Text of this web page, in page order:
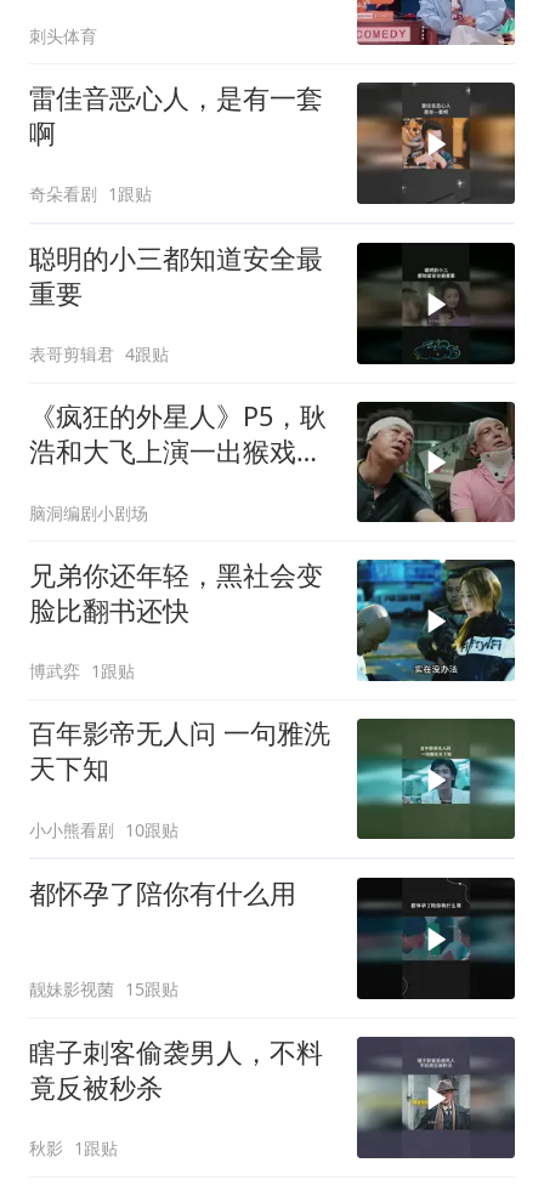
刺头体育
雷佳音恶心人，是有一套
啊
奇朵看剧 1跟贴
聪明的小三都知道安全最
重要
表哥剪辑君 4跟贴
《疯狂的外星人》P5，耿
浩和大飞上演一出猴戏，
脑洞编剧小剧场
兄弟你还年轻，黑社会变
脸比翻书还快
博武弈 1跟贴
百年影帝无人问 一句雅洗
天下知
小小熊看剧 10跟贴
都怀孕了陪你有什么用
靓妹影视菌 15跟贴
瞎子刺客偷袭男人，不料
竟反被秒杀
秋影 1跟贴